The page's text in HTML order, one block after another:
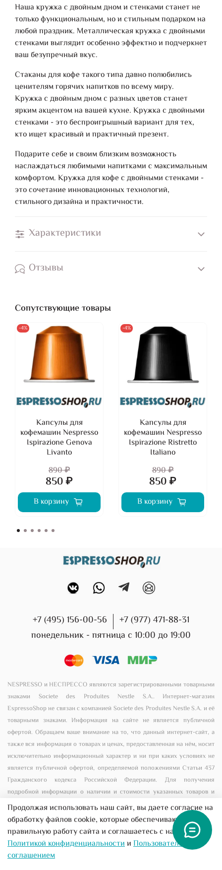
Наша кружка с двойным дном и стенками станет не
только функциональным, но и стильным подарком на
любой праздник. Металлическая кружка с двойными
стенками выглядит особенно эффектно и подчеркнет
ваш безупречный вкус.
Стаканы для кофе такого типа давно полюбились
ценителям горячих напитков по всему миру.
Кружка с двойным дном с разных цветов станет
ярким акцентом на вашей кухне. Кружка с двойными
стенками - это беспроигрышный вариант для тех,
кто ищет красивый и практичный презент.
Подарите себе и своим близким возможность
наслаждаться любимыми напитками с максимальным
комфортом. Кружка для кофе с двойными стенками -
это сочетание инновационных технологий,
стильного дизайна и практичности.
Характеристики
Отзывы
Сопутствующие товары
-4%
Капсулы для
кофемашин Nespresso
Ispirazione Genova
Livanto
890 ₽
850 ₽
В корзину
-4%
Капсулы для
кофемашин Nespresso
Ispirazione Ristretto
Italiano
890 ₽
850 ₽
В корзину
+7 (495) 156-00-56
+7 (977) 471-88-31
понедельник - пятница с 10:00 до 19:00
NESPRESSO и НЕСПРЕССО являются зарегистрированными товарными
знаками Societe des Produites Nestle S.A.. Интернет-магазин
EspressoShop не связан с компанией Societe des Produites Nestle S.A. и её
товарными знаками. Информация на сайте не является публичной
офертой. Обращаем ваше внимание на то, что данный интернет-сайт, а
также вся информация о товарах и ценах, предоставленная на нём, носит
исключительно информационный характер и ни при каких условиях не
является публичной офертой, определяемой положениями Статьи 437
Гражданского кодекса Российской Федерации. Для получения
подробной информации о наличии и стоимости указанных товаров и
(или) услуг, пожалуйста, обращайтесь к менеджеру сайта с помощью
специальной формы связи или по телефону +7 (495) 156-00-56
Все предложения на сайте не являются публичной
офертой
Продолжая использовать наш сайт, вы даете согласие на
обработку файлов cookie, которые обеспечивают
правильную работу сайта и соглашаетесь с нашей
Политикой конфиденциальностии Пользовательским
соглашением